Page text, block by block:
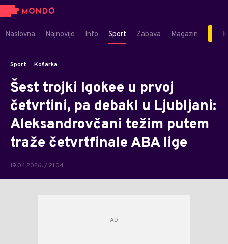
Naslovna Najnovije Info Sport Zabava Magazin
Sport Košarka
Šest trojki Igokee u prvoj
četvrtini, pa debakl u Ljubljani:
Aleksandrovčani težim putem
traže četvrtfinale ABA lige
19.04.2026. / 21:04